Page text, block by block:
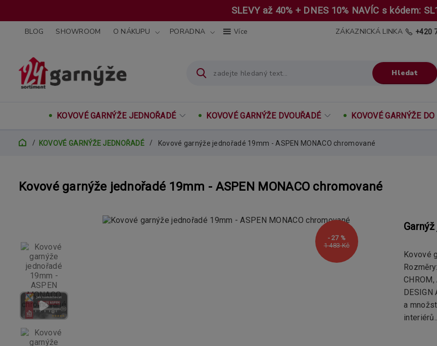
SLEVY až 40% + DNES 10% NAVÍC s kódem:
BLOG SHOWROOM O NÁKUPU PORADNA Více
Hledat
ZÁKAZNICKÁ LINKA +420
KOVOVÉ GARNÝŽE JEDNOŘADÉ KOVOVÉ GARNÝŽE DVOUŘADÉ KOVOVÉ GARNÝŽE
KOVOVÉ GARNÝŽE JEDNOŘADÉ Kovové garnýže jednořadé 19mm - ASPEN MONACO chromované
Kovové garnýže jednořadé 19mm - ASPEN MONACO chromované
1 483 Kč
- 27 %
Kovové
DESIGN
a